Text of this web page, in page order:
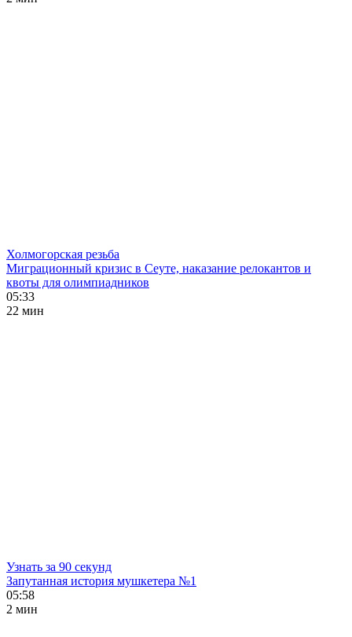
Холмогорская резьба
Миграционный кризис в Сеуте, наказание релокантов и
квоты для олимпиадников
05:33
22 мин
Узнать за 90 секунд
Запутанная история мушкетера №1
05:58
2 мин